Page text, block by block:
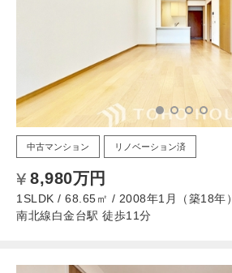
中古マンション リノベーション済
8,980万円
1SLDK / 68.65㎡ / 2008年1月（築18年）
南北線白金台駅 徒歩11分